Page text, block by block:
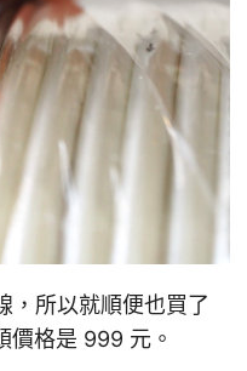
，所以就順便也買了
價格是 999 元。